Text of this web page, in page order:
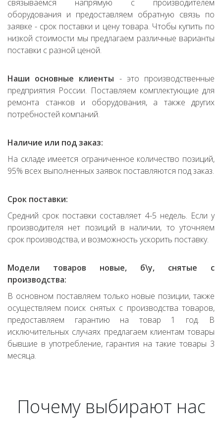
связываемся напрямую с производителем
оборудования и предоставляем обратную связь по
заявке - срок поставки и цену товара. Чтобы купить по
низкой стоимости мы предлагаем различные варианты
поставки с разной ценой.
Наши основные клиенты - это производственные
предприятия России. Поставляем комплектующие для
ремонта станков и оборудования, а также других
потребностей компаний.
Наличие или под заказ:
На складе имеется ограниченное количество позиций,
95% всех выполненных заявок поставляются под заказ.
Срок поставки:
Средний срок поставки составляет 4-5 недель. Если у
производителя нет позиций в наличии, то уточняем
срок производства, и возможность ускорить поставку.
Модели товаров новые, б\у, снятые с
производства:
В основном поставляем только новые позиции, также
осуществляем поиск снятых с производства товаров,
предоставляем гарантию на товар 1 год. В
исключительных случаях предлагаем клиентам товары
бывшие в употребление, гарантия на такие товары 3
месяца.
Почему выбирают нас